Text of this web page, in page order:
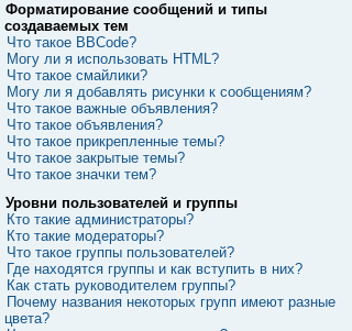
Форматирование сообщений и типы
создаваемых тем
Что такое BBCode?
Могу ли я использовать HTML?
Что такое смайлики?
Могу ли я добавлять рисунки к сообщениям?
Что такое важные объявления?
Что такое объявления?
Что такое прикрепленные темы?
Что такое закрытые темы?
Что такое значки тем?
Уровни пользователей и группы
Кто такие администраторы?
Кто такие модераторы?
Что такое группы пользователей?
Где находятся группы и как вступить в них?
Как стать руководителем группы?
Почему названия некоторых групп имеют разные
цвета?